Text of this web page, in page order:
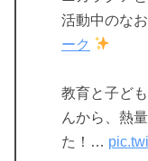
活動中のな
ーク
教育と子ど
んから、熱
た！…